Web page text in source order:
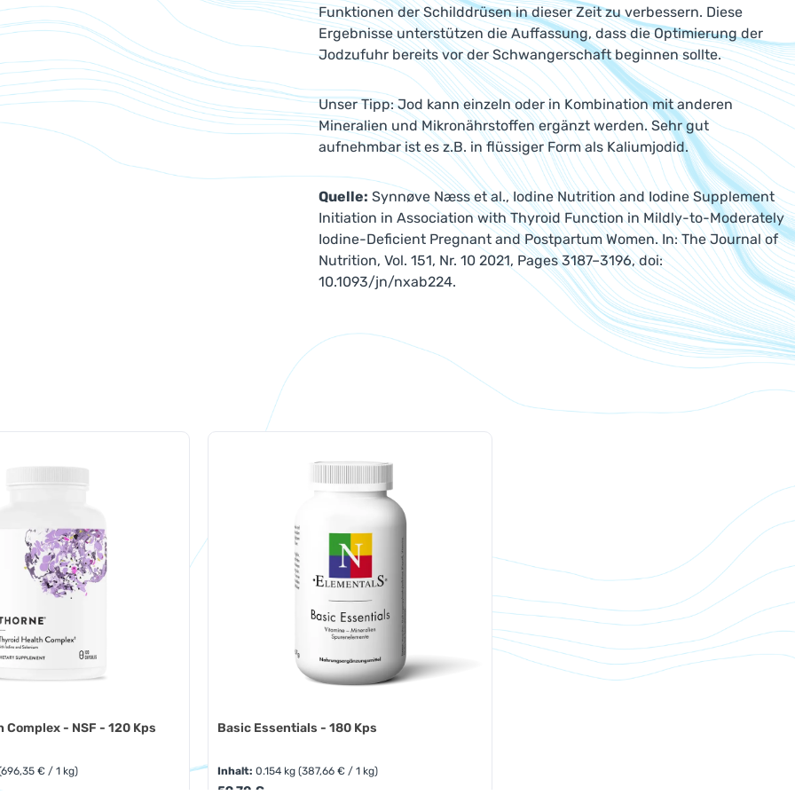
Funktionen der Schilddrüsen in dieser Zeit zu verbessern. Diese
Ergebnisse unterstützen die Auffassung, dass die Optimierung der
Jodzufuhr bereits vor der Schwangerschaft beginnen sollte.
Unser Tipp: Jod kann einzeln oder in Kombination mit anderen
Mineralien und Mikronährstoffen ergänzt werden. Sehr gut
aufnehmbar ist es z.B. in flüssiger Form als Kaliumjodid.
Quelle: Synnøve Næss et al., Iodine Nutrition and Iodine Supplement
Initiation in Association with Thyroid Function in Mildly-to-Moderately
Iodine-Deficient Pregnant and Postpartum Women. In: The Journal of
Nutrition, Vol. 151, Nr. 10 2021, Pages 3187–3196, doi:
10.1093/jn/nxab224.
Complex - NSF - 120 Kps
€ / 1 kg)
Basic Essentials - 180 Kps
Inhalt:0.154 kg(387,66 € / 1 kg)
Regulärer Preis:
59,70 €